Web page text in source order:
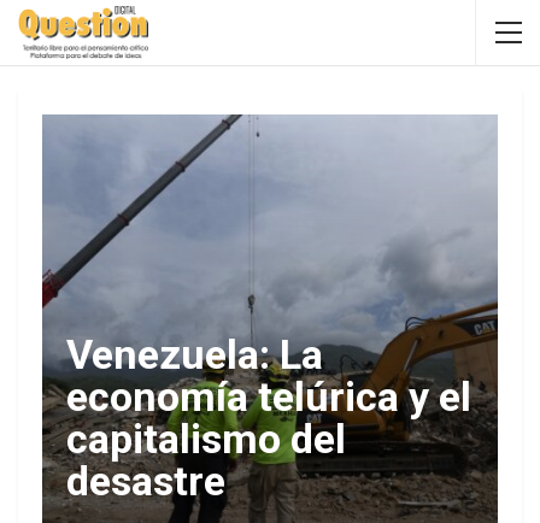
Venezuela: La
economía telúrica y el
capitalismo del
desastre